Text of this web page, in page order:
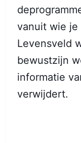
vanuit wie
Levensveld
bewustzijn
informatie
verwijdert.